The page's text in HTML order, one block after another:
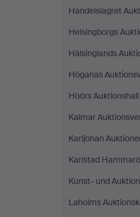
Handelslagret
Helsingborgs
Hälsinglands
Höganäs
Höörs Auktionshall
Kalmar
Karljohan
Karlstad
Kunst- und
Laholms